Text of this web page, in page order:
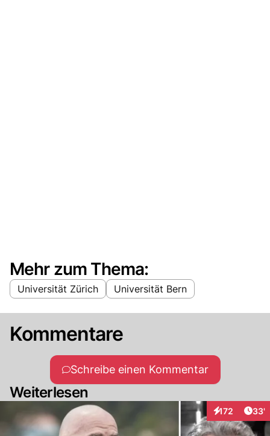
Mehr zum Thema:
Universität Zürich Universität Bern
Kommentare
Schreibe einen Kommentar
Weiterlesen
172
Interaktionen
33'